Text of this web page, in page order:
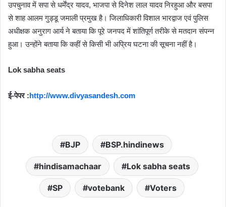
उपचुनाव में सपा से धर्मेंद्र यादव, भाजपा से दिनेश लाल यादव निरहुआ और बसपा
से शाह आलम गुड्डू जमाली प्रमुख है। जिलाधिकारी विशाल भारद्वाज एवं पुलिस
अधीक्षक अनुराग आर्य ने बताया कि पूरे जनपद में शांतिपूर्ण तरीके से मतदान संपन्न
हुआ। उन्होंने बताया कि कहीं से किसी भी अप्रिय घटना की सूचना नहीं है।
Lok sabha seats
ई-पेपर :http://www.divyasandesh.com
BJP BSP.hindinews
hindisamachaar Lok sabha seats
SP votebank Voters